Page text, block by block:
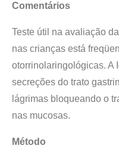
Comentários
Teste útil na avaliação
nas crianças está
otorrinolaringológicas. A
secreções do trato
lágrimas bloqueando o
nas mucosas.
Método